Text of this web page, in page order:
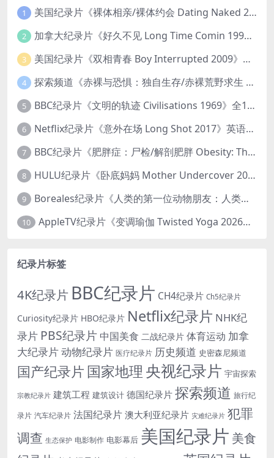
1 美国纪录片《裸体相亲/裸体约会 Dating Naked 2014-2016》第1-3季全33集 英语中英双字 无水印纯净版 1080P/MKV/85.6G 裸体相亲真人秀
2 加拿大纪录片《好久不见 Long Time Comin 1993》英语中英双字 官方纯净版 1080P/MKV/1G 女同性艺术家
3 美国纪录片《双相青春 Boy Interrupted 2009》英语中英双字 官方纯净版 1080P/MKV/1.43G 青少年躁郁症
4 探索频道《赤裸与恐惧：独自生存/赤裸荒野求生 Naked and Afraid: Solo 2023》第一季全8集 英语中英双字 官方纯净版 高码1080P/MKV/45.4G
5 BBC纪录片《文明的轨迹 Civilisations 1969》全13集 英语中英双字 高清收藏版 1080P/MKV/64.1G 西方艺术史话
6 Netflix纪录片《意外在场 Long Shot 2017》英语中字 720P/NKV/1.06GB 美国谋杀误判案件
7 BBC纪录片《肥胖症：尸检/解剖肥胖 Obesity: The Post Mortem 2016》英语中英双字 无水印纯净版 1080P/MKV/1.03G
8 HULU纪录片《卧底妈妈 Mother Undercover 2023》全4集 英语中英双字 官方纯净版 1080P/MKV/7.6G 拯救孩子
9 Boreales纪录片《人类的第一位动物朋友：人类和狗的神奇故事 Man’s First Friend 2018》英语中英双字 1080P/MP4/1.8G 狗的神奇故事
10 AppleTV纪录片《变调瑜伽 Twisted Yoga 2026》全3集 英语中英双字 无水印纯净版 1080P/MKV/10G 瑜伽大师背后的真相
纪录片标签
4K纪录片 BBC纪录片 CH4纪录片 Ch5纪录片
Curiosity纪录片 HBO纪录片 Netflix纪录片 NHK纪
录片 PBS纪录片 中国美食 二战纪录片 体育运动 加拿
大纪录片动物纪录片 医疗纪录片 历史频道 史密森尼频道
国产纪录片 国家地理 央视纪录片 宇宙探索
宗教纪录片 建筑工程 建筑设计 德国纪录片 探索频道 旅行纪
录片 汽车纪录片 法国纪录片 澳大利亚纪录片 灾难纪录片 犯罪
调查 生态保护 电影制作 电影幕后 美国纪录片 美食